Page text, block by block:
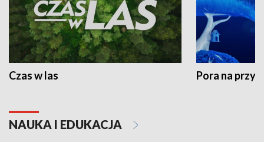
Czas w las Pora na
NAUKA I EDUKACJA